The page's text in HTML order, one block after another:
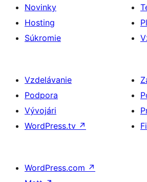
Novinky
Hosting
Súkromie
Vzdelávanie
Podpora
Vývojári
WordPress.tv ↗
WordPress.com ↗